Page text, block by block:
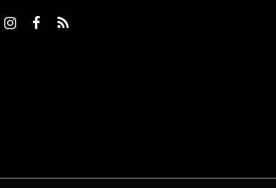
InstagramFacebook
RSS